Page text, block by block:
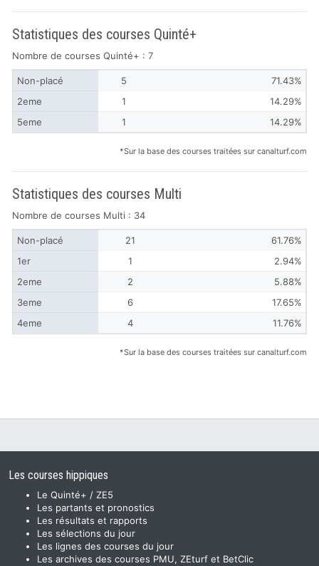
Statistiques des courses Quinté+
Nombre de courses Quinté+ : 7
Non-placé 5
71.43%
2eme
1
14.29%
5eme
1 14.29%
*Sur la base des courses traitées sur canalturf.com
Statistiques des courses Multi
Nombre de courses Multi : 34
Non-placé 21
61.76%
1er
1
2.94%
2eme
2
5.88%
3eme
6
17.65%
4eme
4 11.76%
*Sur la base des courses traitées sur canalturf.com
Les courses hippiques
Le Quinté+ / ZE5
Les partants et pronostics
Les résultats et rapports
Les sélections du jour
Les lignes des courses du jour
Les archives des courses PMU, ZEturf et BetClic